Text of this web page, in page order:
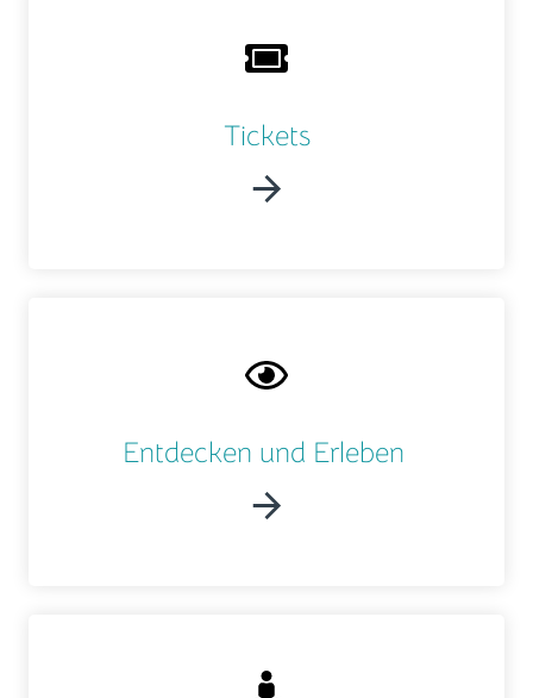
Tickets
Entdecken und Erleben